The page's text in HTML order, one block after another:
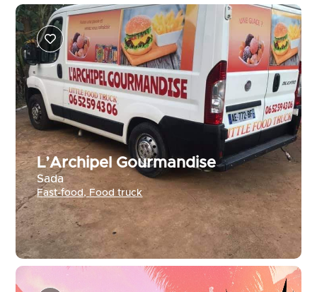
L’Archipel Gourmandise
Sada
Fast-food , Food truck